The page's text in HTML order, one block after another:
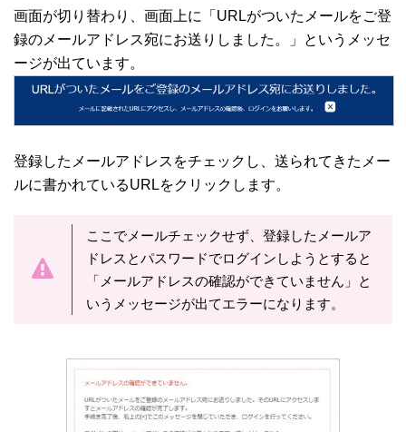
画面が切り替わり、画面上に「URLがついたメールをご登
録のメールアドレス宛にお送りしました。」というメッセ
ージが出ています。
登録したメールアドレスをチェックし、送られてきたメー
ルに書かれているURLをクリックします。
ここでメールチェックせず、登録したメールア
ドレスとパスワードでログインしようとすると
「メールアドレスの確認ができていません」と
いうメッセージが出てエラーになります。